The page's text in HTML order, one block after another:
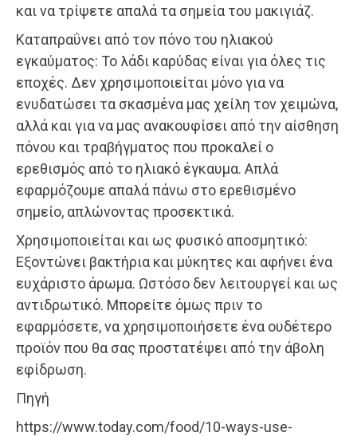
και να τρίψετε απαλά τα σημεία του μακιγιάζ.
Καταπραΰνει από τον πόνο του ηλιακού
εγκαύματος: Το λάδι καρύδας είναι για όλες τις
εποχές. Δεν χρησιμοποιείται μόνο για να
ενυδατώσει τα σκασμένα μας χείλη τον χειμώνα,
αλλά και για να μας ανακουφίσει από την αίσθηση
πόνου και τραβήγματος που προκαλεί ο
ερεθισμός από το ηλιακό έγκαυμα. Απλά
εφαρμόζουμε απαλά πάνω στο ερεθισμένο
σημείο, απλώνοντας προσεκτικά.
Χρησιμοποιείται και ως φυσικό αποσμητικό:
Εξοντώνει βακτήρια και μύκητες και αφήνει ένα
ευχάριστο άρωμα. Ωστόσο δεν λειτουργεί και ως
αντιδρωτικό. Μπορείτε όμως πριν το
εφαρμόσετε, να χρησιμοποιήσετε ένα ουδέτερο
προϊόν που θα σας προστατέψει από την άβολη
εφίδρωση.
Πηγή
https://www.today.com/food/10-ways-use-